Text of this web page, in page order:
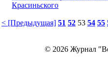
Красиньского
< [Предыдущая] 51 52 53 54 55
© 2026 Журнал